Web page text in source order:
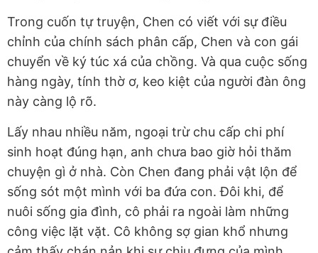
Trong cuốn tự truyện, Chen có viết với sự điều
chỉnh của chính sách phân cấp, Chen và con gái
chuyển về ký túc xá của chồng. Và qua cuộc sống
hàng ngày, tính thờ ơ, keo kiệt của người đàn ông
này càng lộ rõ.
Lấy nhau nhiều năm, ngoại trừ chu cấp chi phí
sinh hoạt đúng hạn, anh chưa bao giờ hỏi thăm
chuyện gì ở nhà. Còn Chen đang phải vật lộn để
sống sót một mình với ba đứa con. Đôi khi, để
nuôi sống gia đình, cô phải ra ngoài làm những
công việc lặt vặt. Cô không sợ gian khổ nhưng